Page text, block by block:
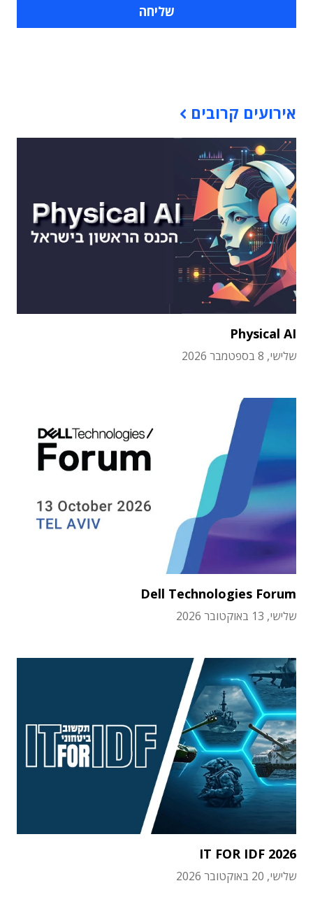
אירועים קרובים
Physical AI
שלישי, 8 בספטמבר 2026
Dell Technologies Forum
שלישי, 13 באוקטובר 2026
IT FOR IDF 2026
שלישי, 20 באוקטובר 2026